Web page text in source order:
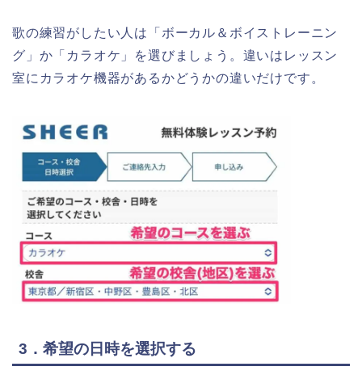
歌の練習がしたい人は「ボーカル＆ボイストレーニン
グ」か「カラオケ」を選びましょう。違いはレッスン
室にカラオケ機器があるかどうかの違いだけです。
3．希望の日時を選択する